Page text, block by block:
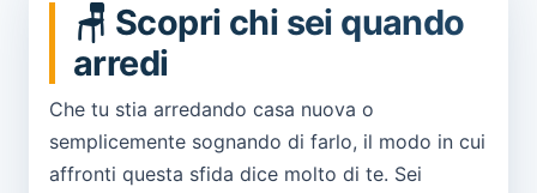
🪑 Scopri chi sei quando
arredi
Che tu stia arredando casa nuova o
semplicemente sognando di farlo, il modo in cui
affronti questa sfida dice molto di te. Sei